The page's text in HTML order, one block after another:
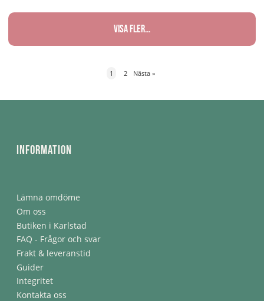
Visa fler...
1 2 Nästa »
Information
Lämna omdöme
Om oss
Butiken i Karlstad
FAQ - Frågor och svar
Frakt & leveranstid
Guider
Integritet
Kontakta oss